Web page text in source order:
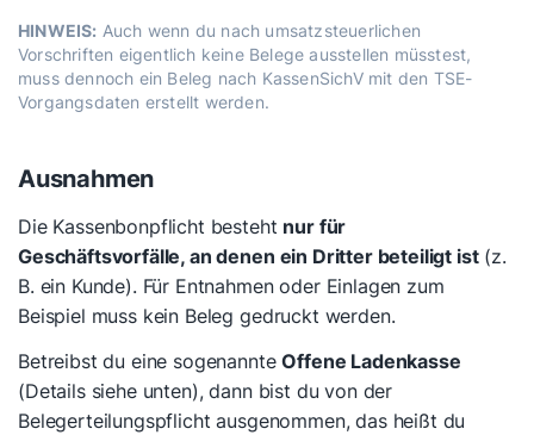
HINWEIS: Auch wenn du nach umsatzsteuerlichen
Vorschriften eigentlich keine Belege ausstellen müsstest,
muss dennoch ein Beleg nach KassenSichV mit den TSE-
Vorgangsdaten erstellt werden.
Ausnahmen
Die Kassenbonpflicht besteht nur für
Geschäftsvorfälle, an denen ein Dritter beteiligt ist(z.
B. ein Kunde). Für Entnahmen oder Einlagen zum
Beispiel muss kein Beleg gedruckt werden.
Betreibst du eine sogenannteOffene Ladenkasse
(Details siehe unten), dann bist du von der
Belegerteilungspflicht ausgenommen, das heißt du